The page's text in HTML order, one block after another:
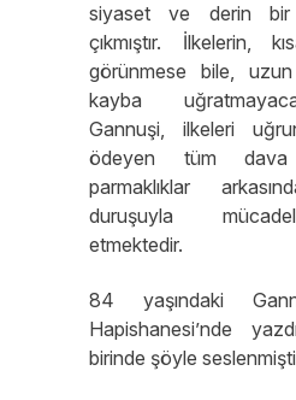
siyaset ve derin bir
çıkmıştır. İlkelerin,
görünmese bile,
kayba
Gannuşi, ilkeleri
ödeyen tüm dava
parmaklıklar
duruşuyla
etmektedir.
84 yaşındaki
Hapishanesi’nde
birinde şöyle